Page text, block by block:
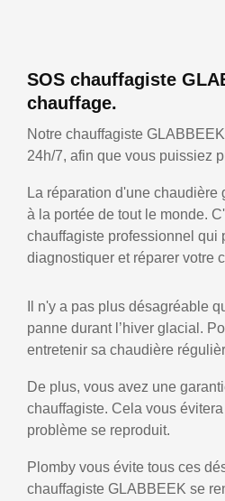
SOS chauffagiste
chauffage.
Notre chauffagiste
24h/7, afin que vous puissiez
La réparation d'une
à la portée de tout le monde.
chauffagiste professionnel qui
diagnostiquer et réparer votre
Il n'y a pas plus désagréable
panne durant l’hiver glacial.
entretenir sa chaudière
De plus, vous avez une
chauffagiste. Cela vous
problème se reproduit.
Plomby vous évite tous ces
chauffagiste GLABBEEK se